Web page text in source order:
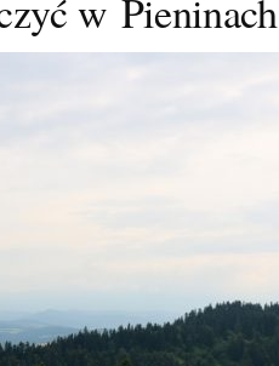
w Pieninach